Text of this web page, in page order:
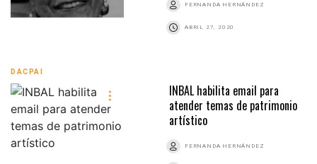
FERNANDA HERNÁNDEZ
ABRIL 27, 2020
DACPAI
INBAL habilita email para
atender temas de patrimonio
artístico
FERNANDA HERNÁNDEZ